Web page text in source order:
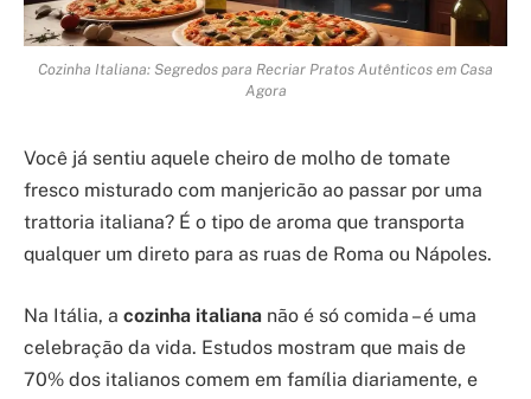
Cozinha Italiana: Segredos para Recriar Pratos Autênticos em Casa
Agora
Você já sentiu aquele cheiro de molho de tomate
fresco misturado com manjericão ao passar por uma
trattoria italiana? É o tipo de aroma que transporta
qualquer um direto para as ruas de Roma ou Nápoles.
Na Itália, a cozinha italiana não é só comida – é uma
celebração da vida. Estudos mostram que mais de
70% dos italianos comem em família diariamente, e